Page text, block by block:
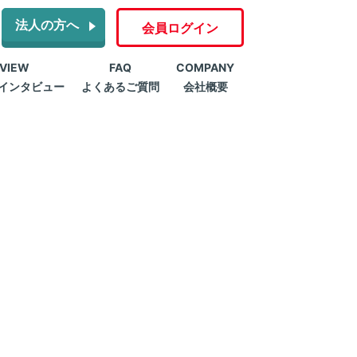
法人の方へ 会員ログイン
ンタビュー
FAQ
よくあるご質問
COMPANY
会社概要